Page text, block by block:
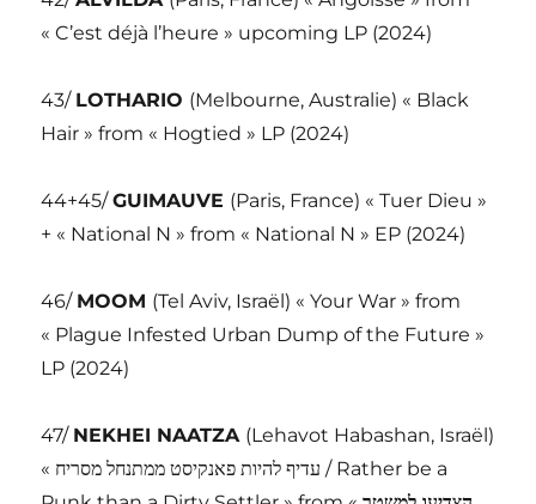
« C’est déjà l’heure » upcoming LP (2024)
43/ LOTHARIO (Melbourne, Australie) « Black
Hair » from « Hogtied » LP (2024)
44+45/GUIMAUVE (Paris, France) « Tuer Dieu »
+ « National N » from « National N » EP (2024)
46/ MOOM (Tel Aviv, Israël) « Your War » from
« Plague Infested Urban Dump of the Future »
LP (2024)
47/ NEKHEI NAATZA (Lehavot Habashan, Israël)
« עדיף להיות פאנקיסט ממתנחל מסריח / Rather be a